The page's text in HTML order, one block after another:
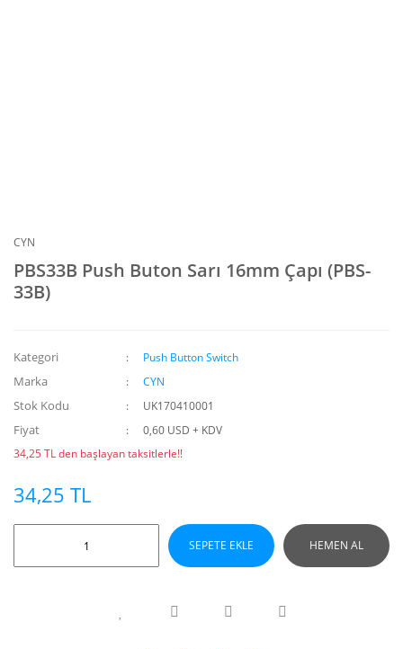
CYN
PBS33B Push Buton Sarı 16mm Çapı (PBS-
33B)
Kategori Push Button Switch
Marka CYN
Stok Kodu UK170410001
Fiyat
0,60 USD + KDV
34,25 TL den başlayan taksitlerle!!
34,25 TL
SEPETE EKLE HEMEN AL